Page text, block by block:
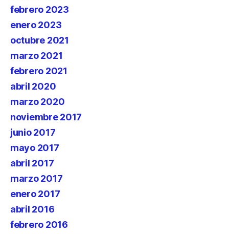
febrero 2023
enero 2023
octubre 2021
marzo 2021
febrero 2021
abril 2020
marzo 2020
noviembre 2017
junio 2017
mayo 2017
abril 2017
marzo 2017
enero 2017
abril 2016
febrero 2016